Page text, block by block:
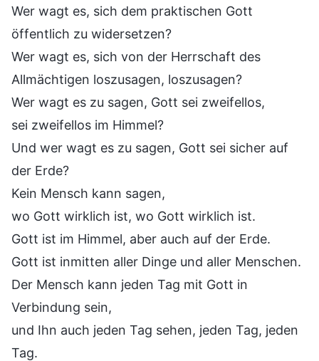
Wer wagt es, sich dem praktischen Gott
öffentlich zu widersetzen?
Wer wagt es, sich von der Herrschaft des
Allmächtigen loszusagen, loszusagen?
Wer wagt es zu sagen, Gott sei zweifellos,
sei zweifellos im Himmel?
Und wer wagt es zu sagen, Gott sei sicher auf
der Erde?
Kein Mensch kann sagen,
wo Gott wirklich ist, wo Gott wirklich ist.
Gott ist im Himmel, aber auch auf der Erde.
Gott ist inmitten aller Dinge und aller Menschen.
Der Mensch kann jeden Tag mit Gott in
Verbindung sein,
und Ihn auch jeden Tag sehen, jeden Tag, jeden
Tag.